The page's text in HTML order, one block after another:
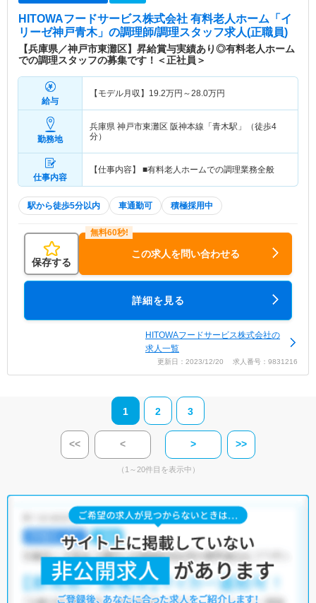
HITOWAフードサービス株式会社 有料老人ホーム「イ
リーゼ神戸青木」 の調理師/調理スタッフ求人(正職員)
【兵庫県／神戸市東灘区】昇給賞与実績あり◎有料老人ホーム
での調理スタッフの募集です！＜正社員＞
給与
【モデル月収】 19.2万円～28.0万円
勤務地
兵庫県 神戸市東灘区 阪神本線「青木駅」（徒歩4
分）
仕事内容
【仕事内容】 ■有料老人ホームでの調理業務全般
駅から徒歩5分以内 車通勤可 積極採用中
保存する
この求人を問い合わせる
詳細を見る
HITOWAフードサービス株式会社の
求人一覧
更新日：2023/12/20 求人番号：9831216
1 2 3
<< < > >>
（1～20件目を表示中）